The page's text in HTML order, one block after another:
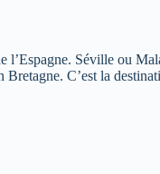
l’Espagne. Séville ou
Bretagne. C’est la